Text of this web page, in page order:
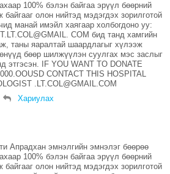
100% бэлэн байгаа эрүүл бөөрний
олон нийтэд мэдэгдэх зорилготой
манай имэйл хаягаар холбогдоно уу:
COM бид танд хамгийн
таны яаралтай шаардлагыг хүлээж
бөөр шилжүүлэн суулгах мэс заслыг
этгэсэн. IF YOU WANT TO DONATE
CONTACT THIS HOSPITAL
.LT.COL@GMAIL.COM
Хариулах
эмнэлгийн эмнэлэг бөөрөө
100% бэлэн байгаа эрүүл бөөрний
олон нийтэд мэдэгдэх зорилготой